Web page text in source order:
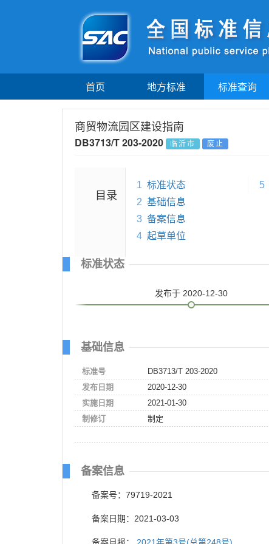
首页 地方标准 标准查询
商贸物流园区建设指南
DB3713/T 203-2020 临沂市 废止
目录
1 标准状态
2 基础信息
3 备案信息
4 起草单位
5
标准状态
发布于 2020-12-30
基础信息
标准号
DB3713/T 203-2020
发布日期
2020-12-30
实施日期
2021-01-30
制修订
制定
备案信息
备案号：79719-2021
备案日期：2021-03-03